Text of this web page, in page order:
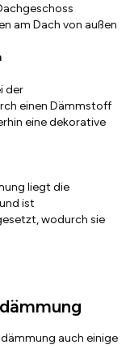
am Dach von außen
der
einen Dämmstoff
eine dekorative
liegt die
ist
wodurch sie
auch einige